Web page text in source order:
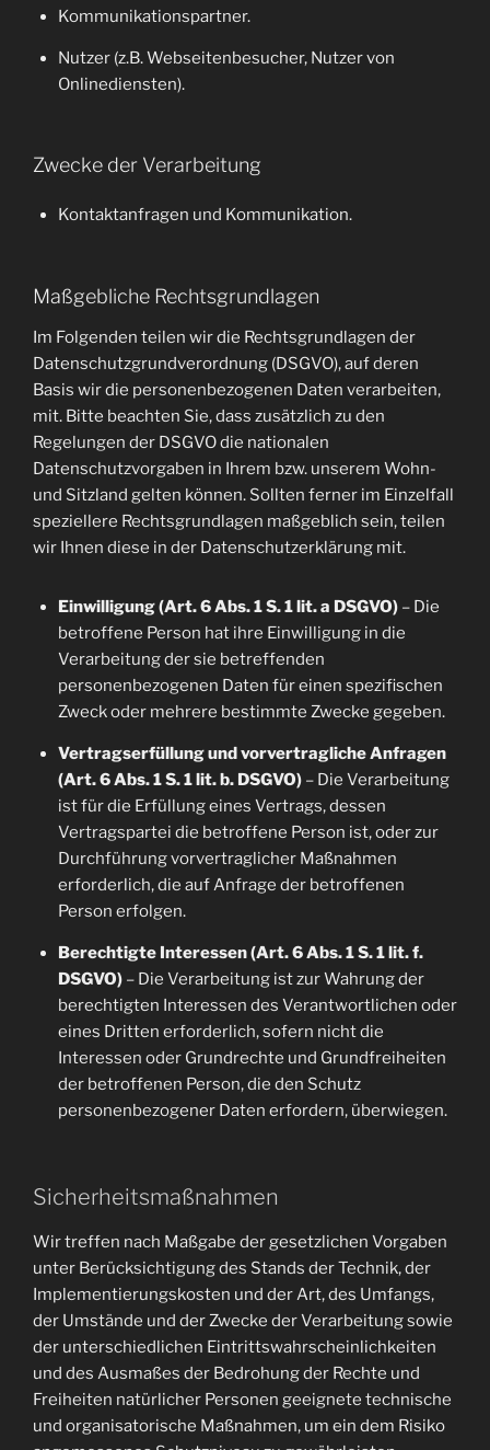
Kommunikationspartner.
Nutzer (z.B. Webseitenbesucher, Nutzer von
Onlinediensten).
Zwecke der Verarbeitung
Kontaktanfragen und Kommunikation.
Maßgebliche Rechtsgrundlagen
Im Folgenden teilen wir die Rechtsgrundlagen der
Datenschutzgrundverordnung (DSGVO), auf deren
Basis wir die personenbezogenen Daten verarbeiten,
mit. Bitte beachten Sie, dass zusätzlich zu den
Regelungen der DSGVO die nationalen
Datenschutzvorgaben in Ihrem bzw. unserem Wohn-
und Sitzland gelten können. Sollten ferner im Einzelfall
speziellere Rechtsgrundlagen maßgeblich sein, teilen
wir Ihnen diese in der Datenschutzerklärung mit.
Einwilligung (Art. 6 Abs. 1 S. 1 lit. a DSGVO)– Die
betroffene Person hat ihre Einwilligung in die
Verarbeitung der sie betreffenden
personenbezogenen Daten für einen spezifischen
Zweck oder mehrere bestimmte Zwecke gegeben.
Vertragserfüllung und vorvertragliche Anfragen
(Art. 6 Abs. 1 S. 1 lit. b. DSGVO)– Die Verarbeitung
ist für die Erfüllung eines Vertrags, dessen
Vertragspartei die betroffene Person ist, oder zur
Durchführung vorvertraglicher Maßnahmen
erforderlich, die auf Anfrage der betroffenen
Person erfolgen.
Berechtigte Interessen (Art. 6 Abs. 1 S. 1 lit. f.
DSGVO)– Die Verarbeitung ist zur Wahrung der
berechtigten Interessen des Verantwortlichen oder
eines Dritten erforderlich, sofern nicht die
Interessen oder Grundrechte und Grundfreiheiten
der betroffenen Person, die den Schutz
personenbezogener Daten erfordern, überwiegen.
Sicherheitsmaßnahmen
Wir treffen nach Maßgabe der gesetzlichen Vorgaben
unter Berücksichtigung des Stands der Technik, der
Implementierungskosten und der Art, des Umfangs,
der Umstände und der Zwecke der Verarbeitung sowie
der unterschiedlichen Eintrittswahrscheinlichkeiten
und des Ausmaßes der Bedrohung der Rechte und
Freiheiten natürlicher Personen geeignete technische
und organisatorische Maßnahmen, um ein dem Risiko